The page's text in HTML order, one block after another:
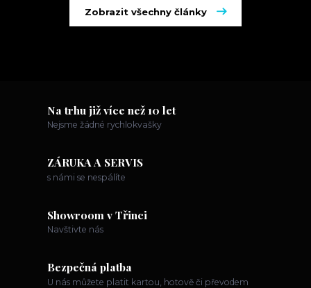
Zobrazit všechny články
Na trhu již více než 10 let
Nejsme žádné rychlokvašky
ZÁRUKA A SERVIS
s námi se nespálíte
Showroom v Třinci
Navštivte nás
Bezpečná platba
U nás můžete platit kartou, hotově či převodem